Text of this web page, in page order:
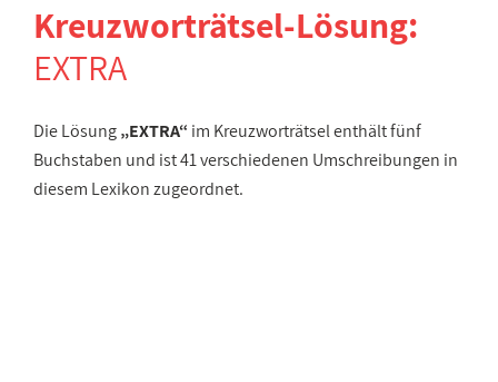
Kreuzworträtsel-Lösung:
EXTRA
Die Lösung„EXTRA“ im Kreuzworträtsel enthält fünf
Buchstaben und ist 41 verschiedenen Umschreibungen in
diesem Lexikon zugeordnet.